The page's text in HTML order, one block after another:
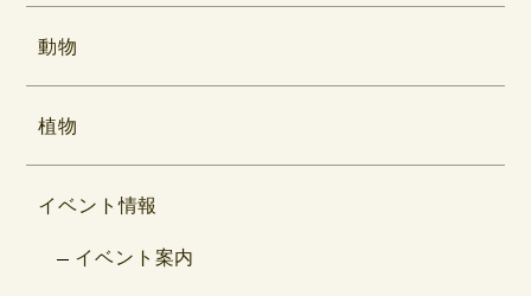
動物
植物
イベント情報
イベント案内